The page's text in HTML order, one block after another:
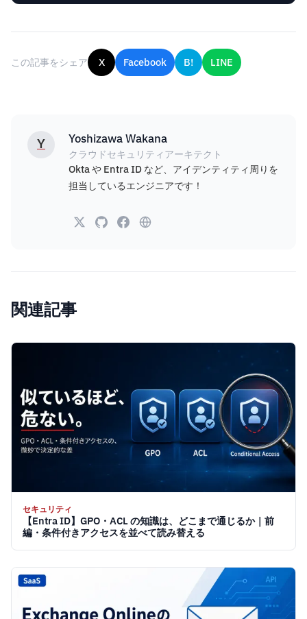
この記事をシェア X Facebook B! LINE
Y Yoshizawa Wakana
クラウドセキュリティアーキテクト
Okta や Entra ID など、アイデンティティ周りを
担当しているエンジニアです！
関連記事
セキュリティ
【Entra ID】GPO・ACL の知識は、どこまで通じるか｜前
編・条件付きアクセスを並べて読み替える